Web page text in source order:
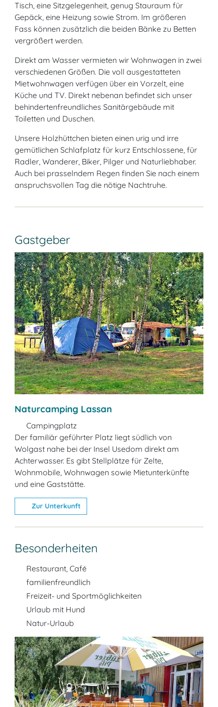
Tisch, eine Sitzgelegenheit, genug Stauraum für
Gepäck, eine Heizung sowie Strom. Im größeren
Fass können zusätzlich die beiden Bänke zu Betten
vergrößert werden.
Direkt am Wasser vermieten wir Wohnwagen in zwei
verschiedenen Größen. Die voll ausgestatteten
Mietwohnwagen verfügen über ein Vorzelt, eine
Küche und TV. Direkt nebenan befindet sich unser
behindertenfreundliches Sanitärgebäude mit
Toiletten und Duschen.
Unsere Holzhüttchen bieten einen urig und irre
gemütlichen Schlafplatz für kurz Entschlossene, für
Radler, Wanderer, Biker, Pilger und Naturliebhaber.
Auch bei prasselndem Regen finden Sie nach einem
anspruchsvollen Tag die nötige Nachtruhe.
Gastgeber
Naturcamping Lassan
Campingplatz
Der familiär geführter Platz liegt südlich von
Wolgast nahe bei der Insel Usedom direkt am
Achterwasser. Es gibt Stellplätze für Zelte,
Wohnmobile, Wohnwagen sowie Mietunterkünfte
und eine Gaststätte.
Zur Unterkunft
Besonderheiten
Restaurant, Café
familienfreundlich
Freizeit- und Sportmöglichkeiten
Urlaub mit Hund
Natur-Urlaub